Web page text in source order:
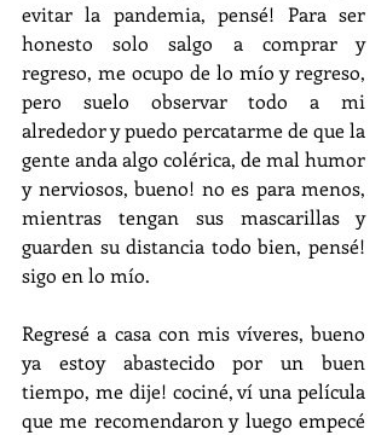
evitar la pandemia, pensé! Para ser
honesto solo salgo a comprar y
regreso, me ocupo de lo mío y regreso,
pero suelo observar todo a mi
alrededor y puedo percatarme de que la
gente anda algo colérica, de mal humor
y nerviosos, bueno! no es para menos,
mientras tengan sus mascarillas y
guarden su distancia todo bien, pensé!
sigo en lo mío.
Regresé a casa con mis víveres, bueno
ya estoy abastecido por un buen
tiempo, me dije! cociné, ví una película
que me recomendaron y luego empecé